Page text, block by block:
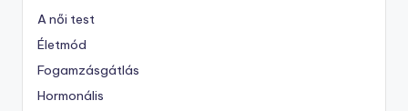
A női test
Életmód
Fogamzásgátlás
Hormonális